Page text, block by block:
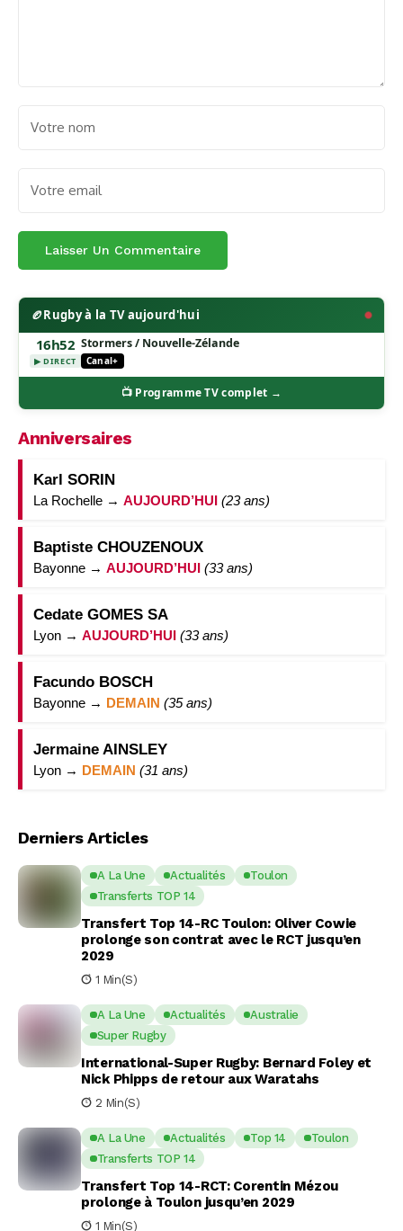
🏉Rugby à la TV aujourd'hui
16h52
▶ DIRECT
Stormers / Nouvelle-Zélande
Canal+
📺 Programme TV complet →
Anniversaires
Karl SORIN
La Rochelle → AUJOURD’HUI (23 ans)
Baptiste CHOUZENOUX
Bayonne → AUJOURD’HUI (33 ans)
Cedate GOMES SA
Lyon → AUJOURD’HUI (33 ans)
Facundo BOSCH
Bayonne → DEMAIN (35 ans)
Jermaine AINSLEY
Lyon → DEMAIN (31 ans)
Derniers Articles
A La Une Actualités
Toulon
Transferts TOP 14
Transfert Top 14-RC Toulon: Oliver Cowie
prolonge son contrat avec le RCT jusqu’en
2029
1 Min(s)
A La Une Actualités
Australie
Super Rugby
International-Super Rugby: Bernard Foley et
Nick Phipps de retour aux Waratahs
2 Min(s)
A La Une Actualités Top 14
Toulon
Transferts TOP 14
Transfert Top 14-RCT: Corentin Mézou
prolonge à Toulon jusqu’en 2029
1 Min(s)